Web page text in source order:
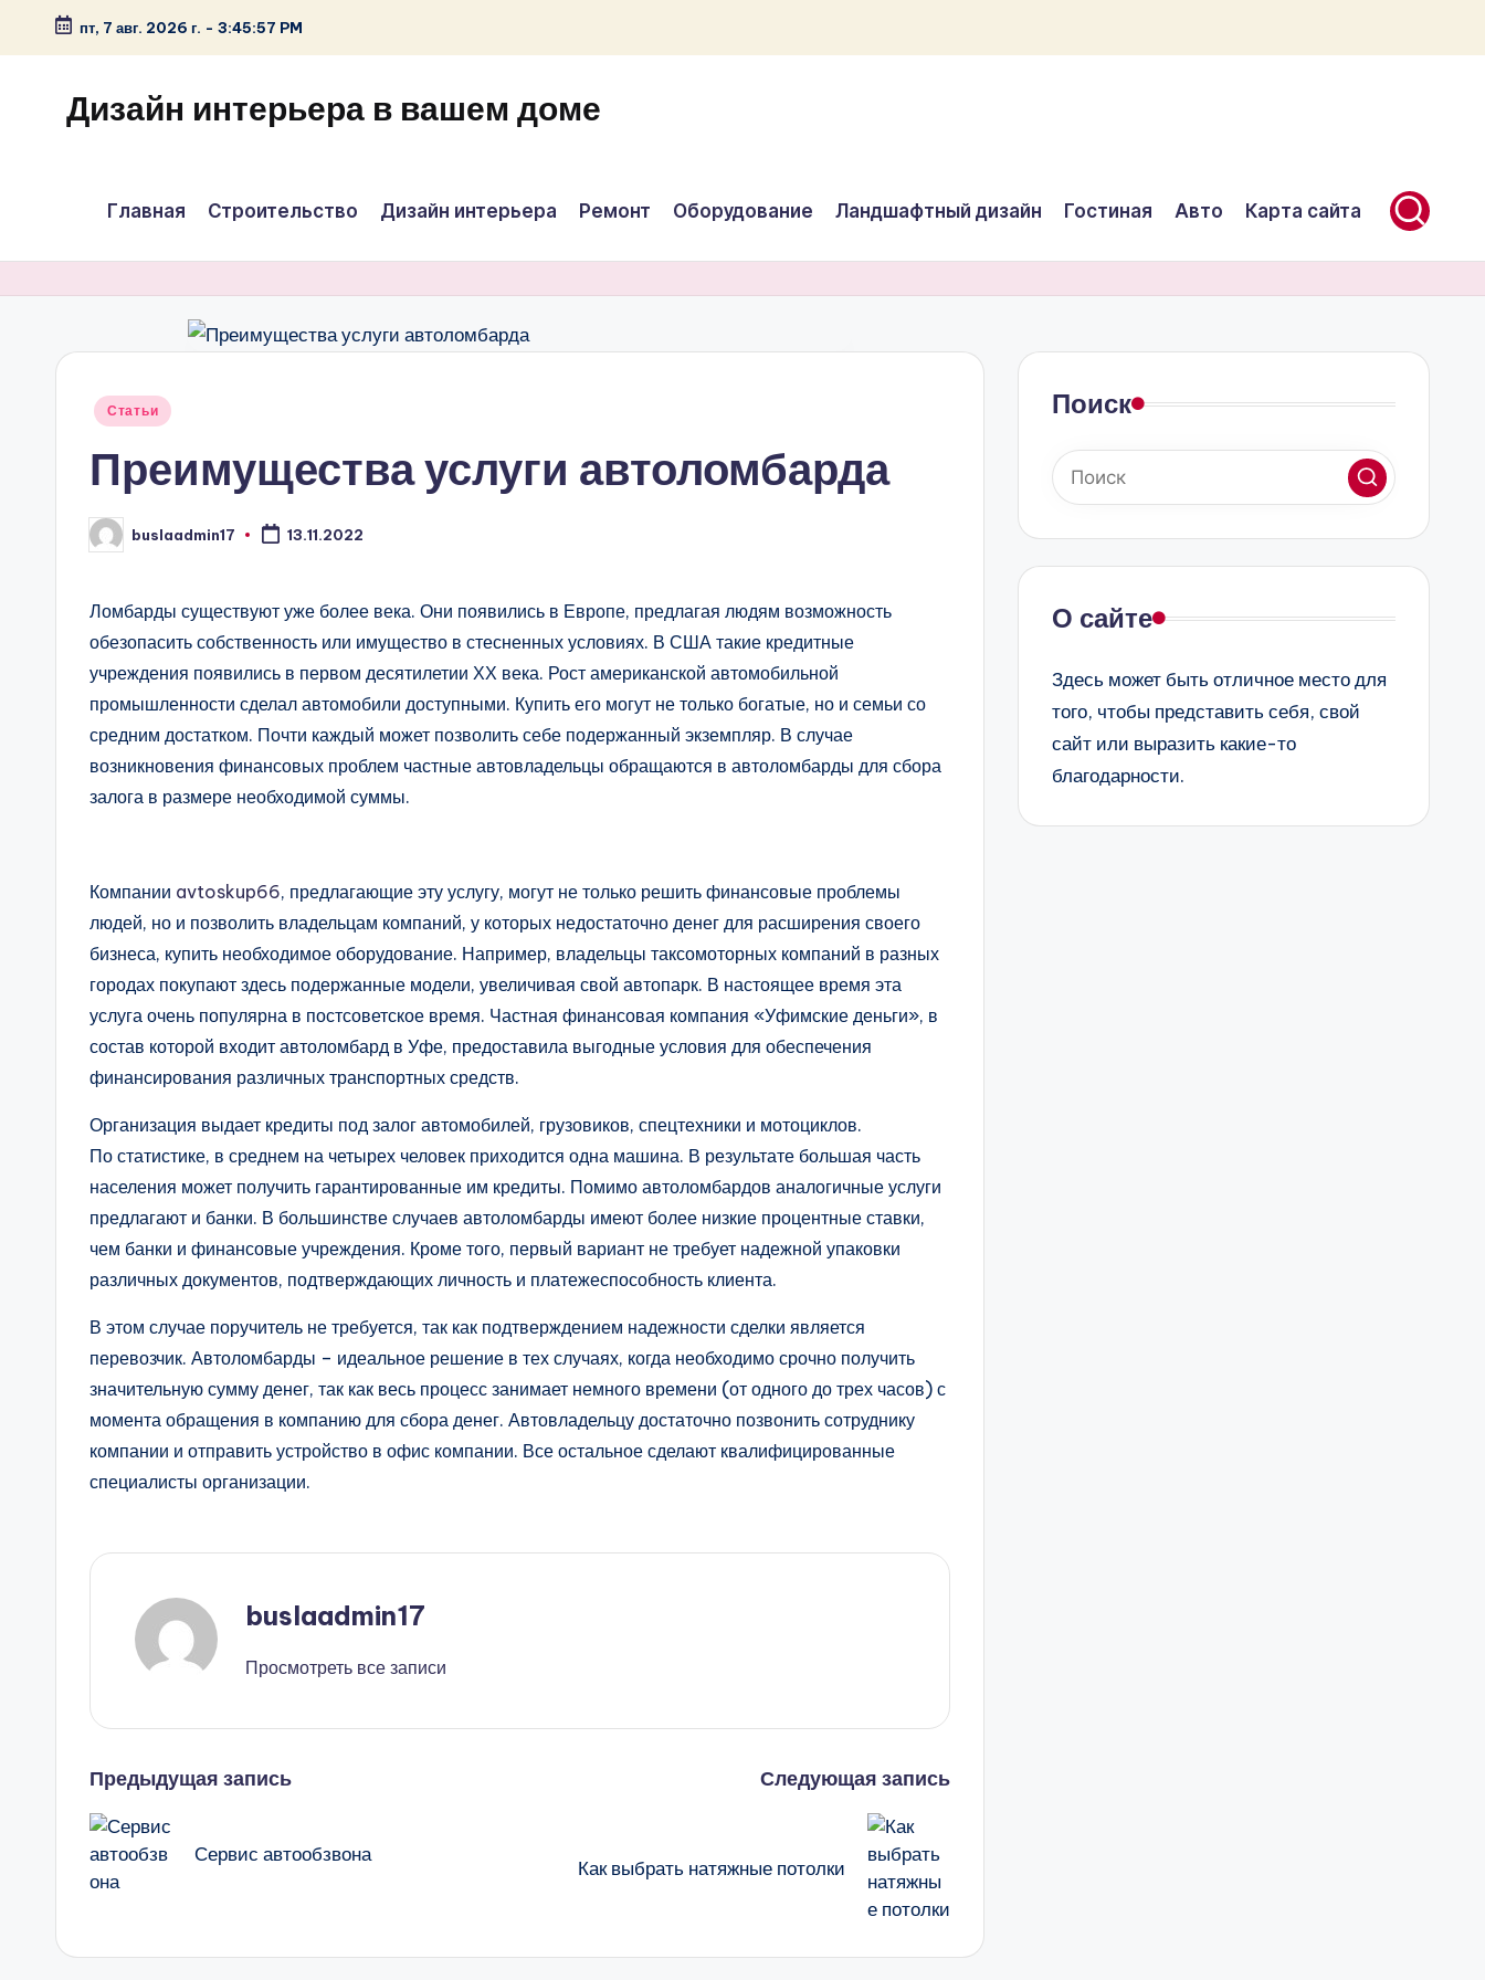
Перейти
содержимому
пт, 7 авг. 2026 г. - 3:45:58 PM
Дизайн интерьера в вашем доме
Главная Строительство Дизайн интерьера Ремонт Оборудование Ландшафтный дизайн Гостиная Авто Карта сайта
Опубликовано
Статьи
Преимущества услуги автоломбарда
Запись
от
buslaadmin17 13.11.2022
Ломбарды существуют уже более века. Они появились в Европе, предлагая людям возможность
обезопасить собственность или имущество в стесненных условиях. В США такие кредитные
учреждения появились в первом десятилетии ХХ века. Рост американской автомобильной
промышленности сделал автомобили доступными. Купить его могут не только богатые, но и семьи со
средним достатком. Почти каждый может позволить себе подержанный экземпляр. В случае
возникновения финансовых проблем частные автовладельцы обращаются в автоломбарды для сбора
залога в размере необходимой суммы.
Компании avtoskup66, предлагающие эту услугу, могут не только решить финансовые проблемы
людей, но и позволить владельцам компаний, у которых недостаточно денег для расширения своего
бизнеса, купить необходимое оборудование. Например, владельцы таксомоторных компаний в разных
городах покупают здесь подержанные модели, увеличивая свой автопарк. В настоящее время эта
услуга очень популярна в постсоветское время. Частная финансовая компания «Уфимские деньги», в
состав которой входит автоломбард в Уфе, предоставила выгодные условия для обеспечения
финансирования различных транспортных средств.
Организация выдает кредиты под залог автомобилей, грузовиков, спецтехники и мотоциклов.
По статистике, в среднем на четырех человек приходится одна машина. В результате большая часть
населения может получить гарантированные им кредиты. Помимо автоломбардов аналогичные услуги
предлагают и банки. В большинстве случаев автоломбарды имеют более низкие процентные ставки,
чем банки и финансовые учреждения. Кроме того, первый вариант не требует надежной упаковки
различных документов, подтверждающих личность и платежеспособность клиента.
В этом случае поручитель не требуется, так как подтверждением надежности сделки является
перевозчик. Автоломбарды – идеальное решение в тех случаях, когда необходимо срочно получить
значительную сумму денег, так как весь процесс занимает немного времени (от одного до трех часов) с
момента обращения в компанию для сбора денег. Автовладельцу достаточно позвонить сотруднику
компании и отправить устройство в офис компании. Все остальное сделают квалифицированные
специалисты организации.
buslaadmin17
Просмотреть все записи
Навигация
записи
Предыдущая запись
Сервис автообзвона
Следующая запись
Как выбрать натяжные потолки
Поиск
О сайте
Здесь может быть отличное место для
того, чтобы представить себя, свой
сайт или выразить какие-то
благодарности.